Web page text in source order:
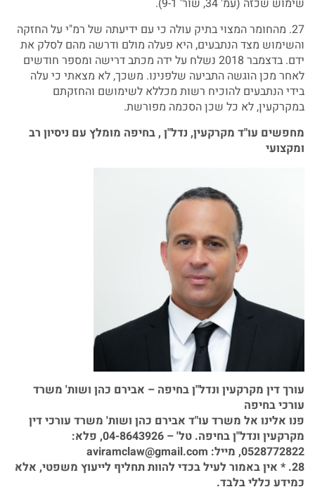
27. מהחומר המצוי בתיק עולה כי עם ידיעתה של רמ"י על החזקה
והשימוש מצד הנתבעים, היא פעלה מולם ודרשה מהם לסלק את
ידם. בדצמבר 2018 נשלח על ידה מכתב דרישה ומספר חודשים
לאחר מכן הוגשה התביעה שלפנינו. משכך, לא מצאתי כי עלה
בידי הנתבעים להוכיח רשות מכללא לשימושם והחזקתם
במקרקעין, לא כל שכן הסכמה מפורשת.
מחפשים עו"ד מקרקעין, נדל"ן , בחיפה מומלץ עם ניסיון רב
ומקצועי
עורך דין מקרקעין ונדל"ן בחיפה – אבירם כהן ושות' משרד
עורכי בחיפה
פנו אלינו אל משרד עו"ד אבירם כהן ושות' משרד עורכי דין
מקרקעין ונדל"ן בחיפה. טל' – 04-8643926, פלא:
0528772822, מייל: aviramclaw@gmail.com
28. * אין באמור לעיל בכדי להוות תחליף לייעוץ משפטי, אלא
כמידע כללי בלבד.